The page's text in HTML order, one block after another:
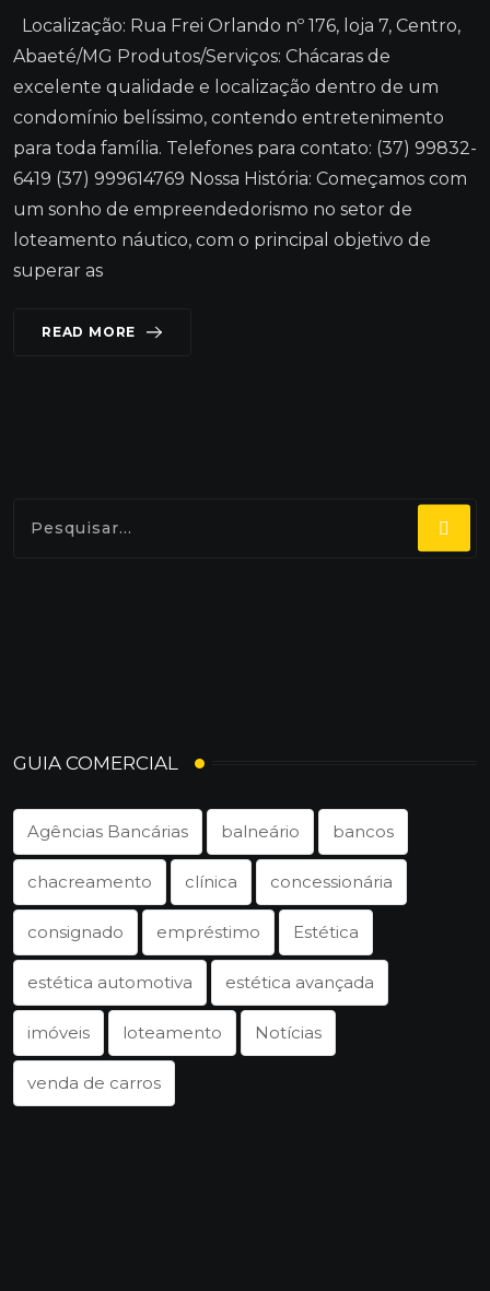
Localização: Rua Frei Orlando nº 176, loja 7, Centro,
Abaeté/MG Produtos/Serviços: Chácaras de
excelente qualidade e localização dentro de um
condomínio belíssimo, contendo entretenimento
para toda família. Telefones para contato: (37) 99832-
6419 (37) 999614769 Nossa História: Começamos com
um sonho de empreendedorismo no setor de
loteamento náutico, com o principal objetivo de
superar as
READ MORE
GUIA COMERCIAL
Agências Bancárias balneário bancos
chacreamento clínica concessionária
consignado empréstimo Estética
estética automotiva estética avançada
imóveis loteamento Notícias
venda de carros